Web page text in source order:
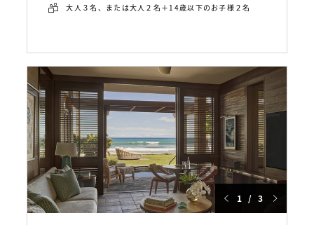
大人３名、または大人２名＋14歳以下のお子様２名
1 / 3